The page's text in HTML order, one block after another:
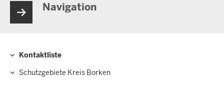
Navigation
Kontaktliste
Schutzgebiete Kreis Borken